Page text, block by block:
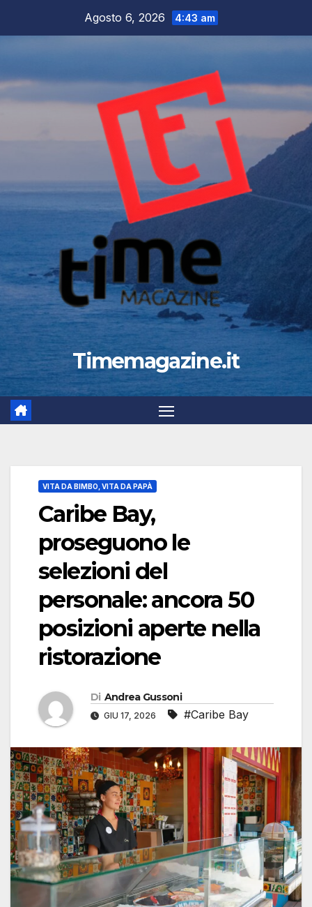
Agosto 6, 2026 4:43 am
Timemagazine.it
VITA DA BIMBO, VITA DA PAPÀ
Caribe Bay,
proseguono le
selezioni del
personale: ancora 50
posizioni aperte nella
ristorazione
Di Andrea Gussoni
GIU 17, 2026 #Caribe Bay